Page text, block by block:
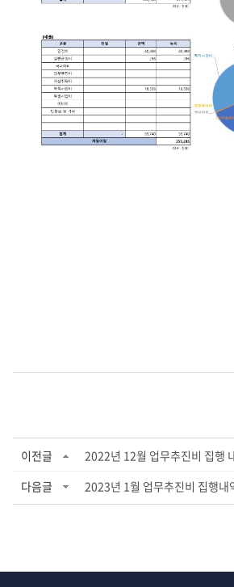
이전글
2022년 12월 업무추진비 집행
다음글
2023년 1월 업무추진비 집행내